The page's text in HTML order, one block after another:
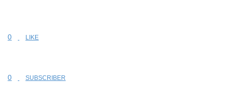
0 LIKE
0 SUBSCRIBER